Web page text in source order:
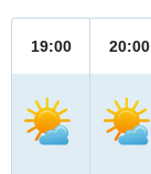
19:00 20:00